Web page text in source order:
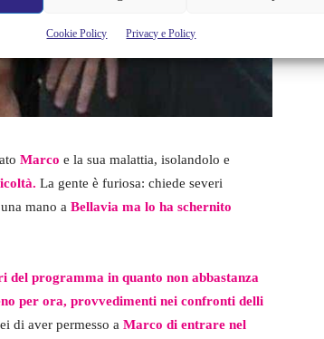
Cookie Policy Privacy e Policy
Marco e la sua malattia, isolandolo e
La gente è furiosa: chiede severi
mano a Bellavia ma lo ha schernito
del programma in quanto non abbastanza
per ora, provvedimenti nei confronti delli
di aver permesso a Marco di entrare nel